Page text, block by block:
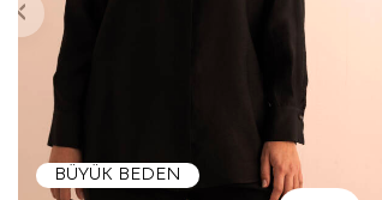
BÜYÜK BEDEN